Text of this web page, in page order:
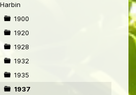
Harbin
1900
1920
1928
1932
1935
1937